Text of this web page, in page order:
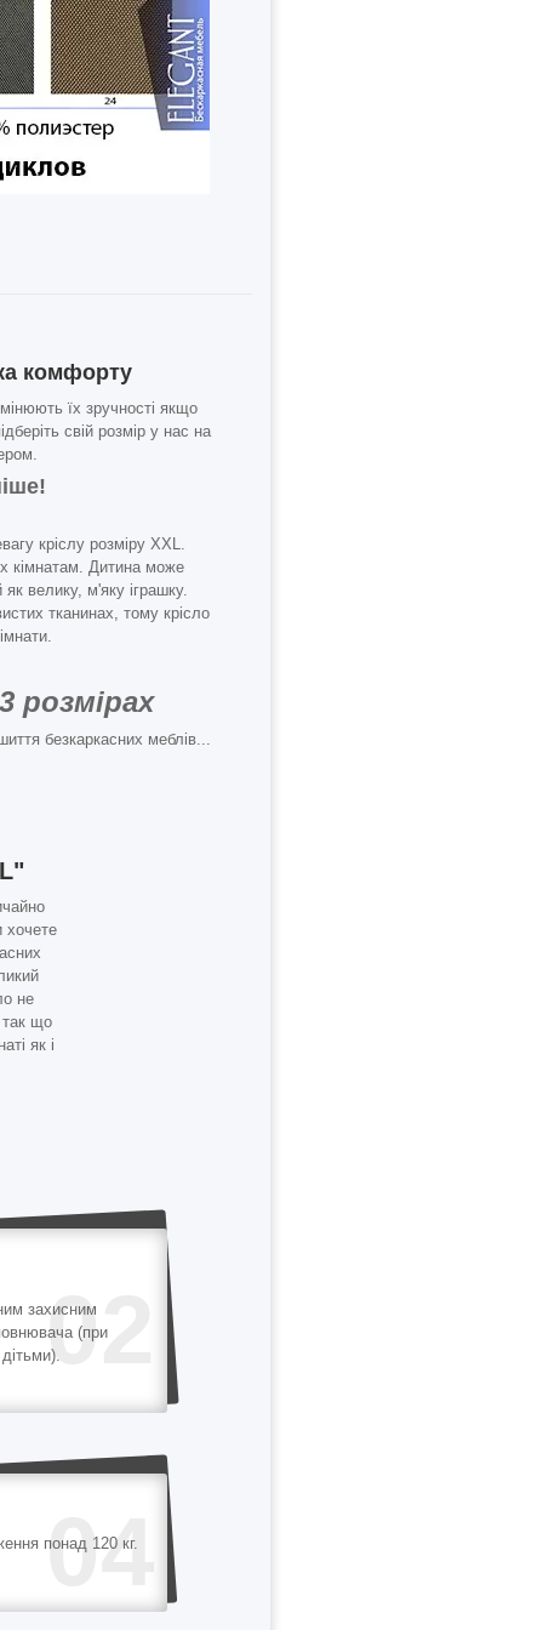
комфорту
їх зручності якщо
свій розмір у нас на
кріслу розміру XXL.
кімнатам. Дитина може
велику, м'яку іграшку.
тканинах, тому крісло
розмірах
безкаркасних меблів...
не
так що
як і
02
захисним
(при
04
понад 120 кг.